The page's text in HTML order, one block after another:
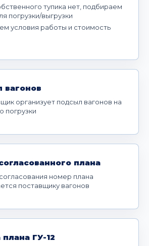
тупика нет, подбираем
погрузки/выгрузки
условия работы и стоимость
вагонов
организует подсыл вагонов на
погрузки
плана
номер плана
поставщику вагонов
ГУ-12